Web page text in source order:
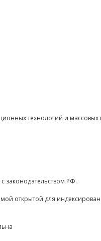
технологий и
законодательством РФ.
открытой для